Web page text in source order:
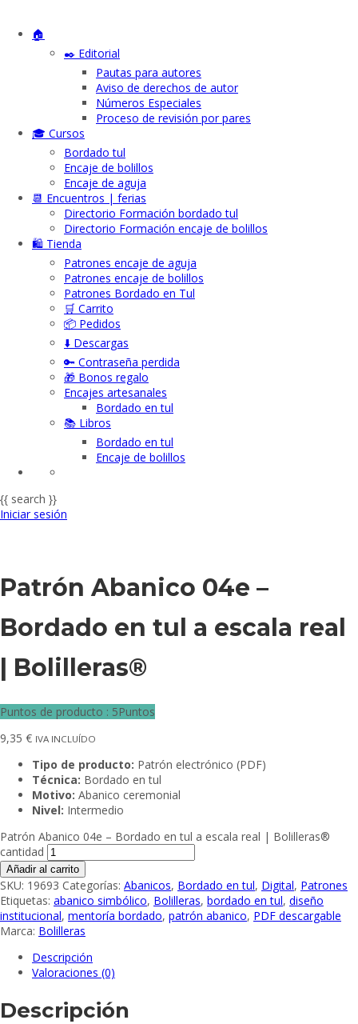
🏠
✒️ Editorial
Pautas para autores
Aviso de derechos de autor
Números Especiales
Proceso de revisión por pares
🎓 Cursos
Bordado tul
Encaje de bolillos
Encaje de aguja
📆 Encuentros | ferias
Directorio Formación bordado tul
Directorio Formación encaje de bolillos
🛍️ Tienda
Patrones encaje de aguja
Patrones encaje de bolillos
Patrones Bordado en Tul
🛒 Carrito
📦 Pedidos
⬇️ Descargas
🔑 Contraseña perdida
🎁 Bonos regalo
Encajes artesanales
Bordado en tul
📚 Libros
Bordado en tul
Encaje de bolillos
{{ search }}
Iniciar sesión
Patrón Abanico 04e –
Bordado en tul a escala real
| Bolilleras®
Puntos de producto : 5Puntos
9,35 € IVA INCLUÍDO
Tipo de producto: Patrón electrónico (PDF)
Técnica: Bordado en tul
Motivo: Abanico ceremonial
Nivel: Intermedio
Patrón Abanico 04e – Bordado en tul a escala real | Bolilleras®
cantidad
Añadir al carrito
SKU: 19693 Categorías: Abanicos, Bordado en tul, Digital, Patrones
Etiquetas: abanico simbólico, Bolilleras, bordado en tul, diseño
institucional, mentoría bordado, patrón abanico, PDF descargable
Marca: Bolilleras
Descripción
Valoraciones (0)
Descripción